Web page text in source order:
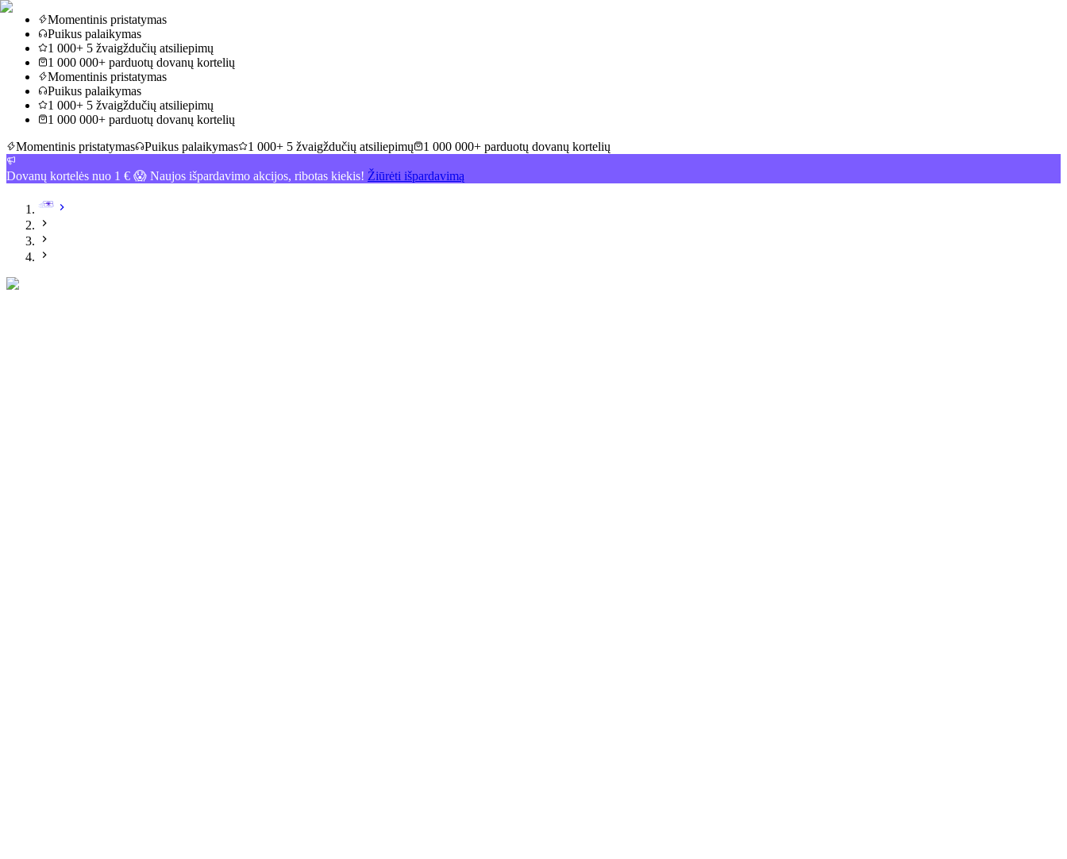
Momentinis pristatymas
Puikus palaikymas
1 000+ 5 žvaigždučių atsiliepimų
1 000 000+ parduotų dovanų kortelių
Momentinis pristatymas
Puikus palaikymas
1 000+ 5 žvaigždučių atsiliepimų
1 000 000+ parduotų dovanų kortelių
Momentinis pristatymas
Puikus palaikymas 1 000+ 5 žvaigždučių atsiliepimų 1 000 000+ parduotų dovanų kortelių
Dovanų kortelės nuo 1 € 😱 Naujos išpardavimo akcijos, ribotas kiekis! Žiūrėti išpardavimą